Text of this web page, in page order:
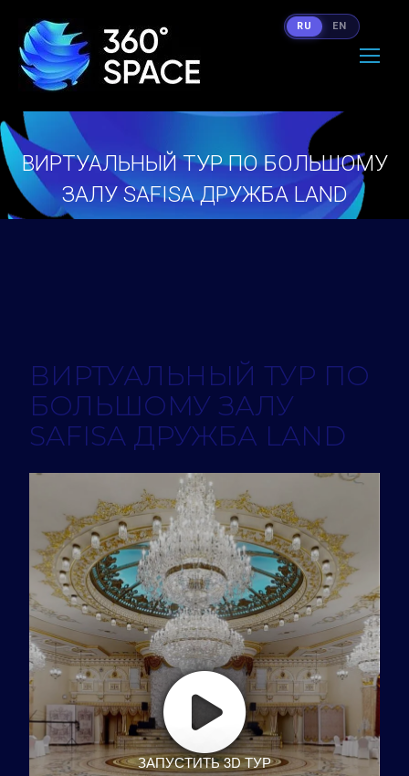
ВИРТУАЛЬНЫЙ ТУР ПО БОЛЬШОМУ
ЗАЛУ SAFISA ДРУЖБА LAND
Вы здесь:
ВИРТУАЛЬНЫЙ ТУР ПО
БОЛЬШОМУ ЗАЛУ
SAFISA ДРУЖБА LAND
ЗАПУСТИТЬ 3D ТУР
RU EN